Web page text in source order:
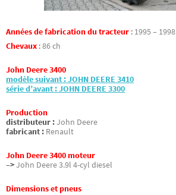
Années de fabrication du tracteur : 1995 – 1998
Chevaux :86 ch
John Deere 3400
modèle suivant : JOHN DEERE 3410
série d’avant : JOHN DEERE 3300
Production
distributeur :John Deere
fabricant : Renault
John Deere 3400 moteur
–>John Deere 3.9l 4-cyl diesel
Dimensions et pneus